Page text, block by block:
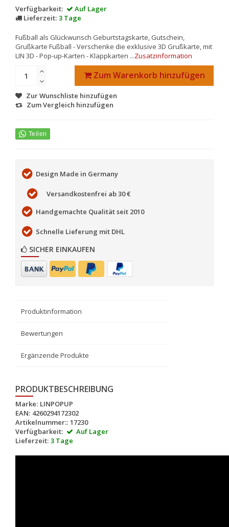
Verfügbarkeit:
Auf Lager
Lieferzeit: 3 Tage
Fußball als Glückwunsch Geburtstagskarte, Gutschein,
Grußkarte Fußball - Verschenke die exklusive 3D Grußkarte, mit
LIN 3D - Pop-up-Karten - Klappkarten ...Zusatzinformation
Zum Warenkorb hinzufügen
Zur Wunschliste hinzufügen
Zum Vergleich hinzufügen
Design Made in Germany
Versandkostenfrei ab 30 €
Handgemachte Qualität seit 2010
Schnelle Lieferung mit DHL
SICHER EINKAUFEN
Produktinformation
Bewertungen
Ergänzende Produkte
PRODUKTBESCHREIBUNG
Marke: LINPOPUP
EAN: 4260294172302
Artikelnummer:: 17230
Verfügbarkeit:
Auf Lager
Lieferzeit: 3 Tage